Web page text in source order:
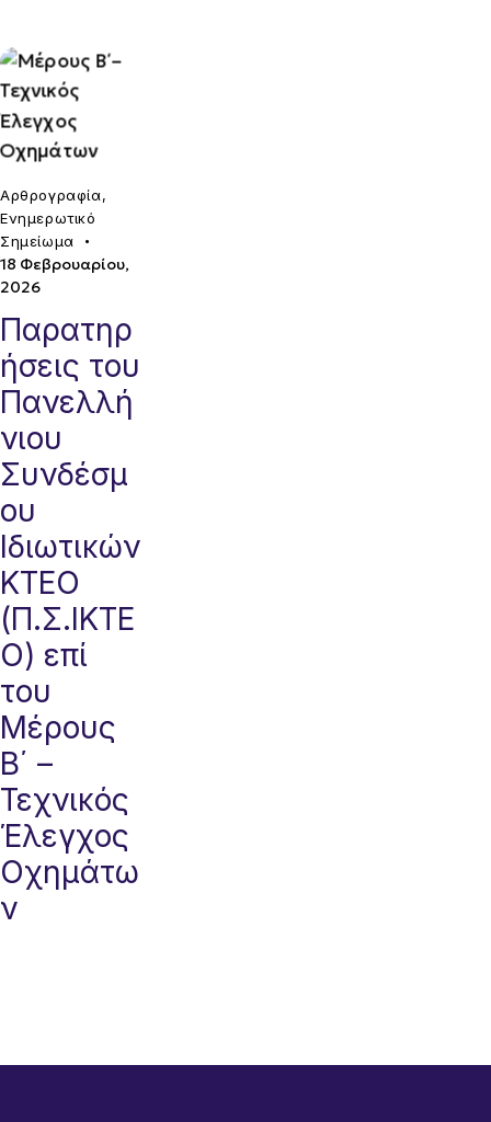
Αρθρογραφία,
Ενημερωτικό
Σημείωμα
18 Φεβρουαρίου,
2026
Παρατηρ
ήσεις του
Πανελλή
νιου
Συνδέσμ
ου
Ιδιωτικών
ΚΤΕΟ
(Π.Σ.ΙΚΤΕ
Ο) επί
του
Μέρους
Β΄ –
Τεχνικός
Έλεγχος
Οχημάτω
ν